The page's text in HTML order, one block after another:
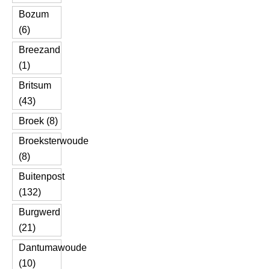
Bozum
(6)
Breezand
(1)
Britsum
(43)
Broek (8)
Broeksterwoude
(8)
Buitenpost
(132)
Burgwerd
(21)
Dantumawoude
(10)